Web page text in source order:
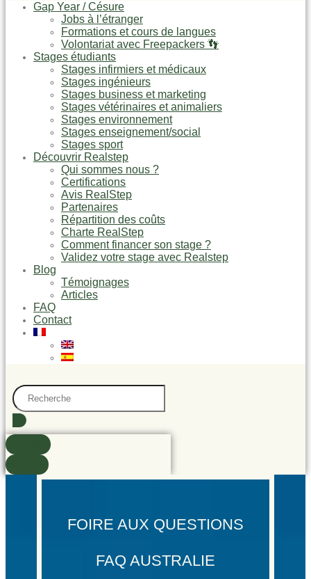
Gap Year / Césure
Jobs à l’étranger
Formations et cours de langues
Volontariat avec Freepackers 👣
Stages étudiants
Stages infirmiers et médicaux
Stages ingénieurs
Stages business et marketing
Stages vétérinaires et animaliers
Stages environnement
Stages enseignement/social
Stages sport
Découvrir Realstep
Qui sommes nous ?
Certifications
Avis RealStep
Partenaires
Répartition des coûts
Charte RealStep
Comment financer son stage ?
Validez votre stage avec Realstep
Blog
Témoignages
Articles
FAQ
Contact
Search
...
FOIRE AUX QUESTIONS​
FAQ AUSTRALIE